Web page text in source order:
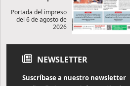
Portada del impreso
del 6 de agosto de
2026
NEWSLETTER
Suscríbase a nuestro newsletter
Reciba diariamente información de